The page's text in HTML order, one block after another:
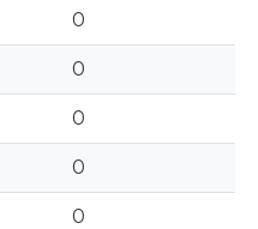
0
0
0
0
0